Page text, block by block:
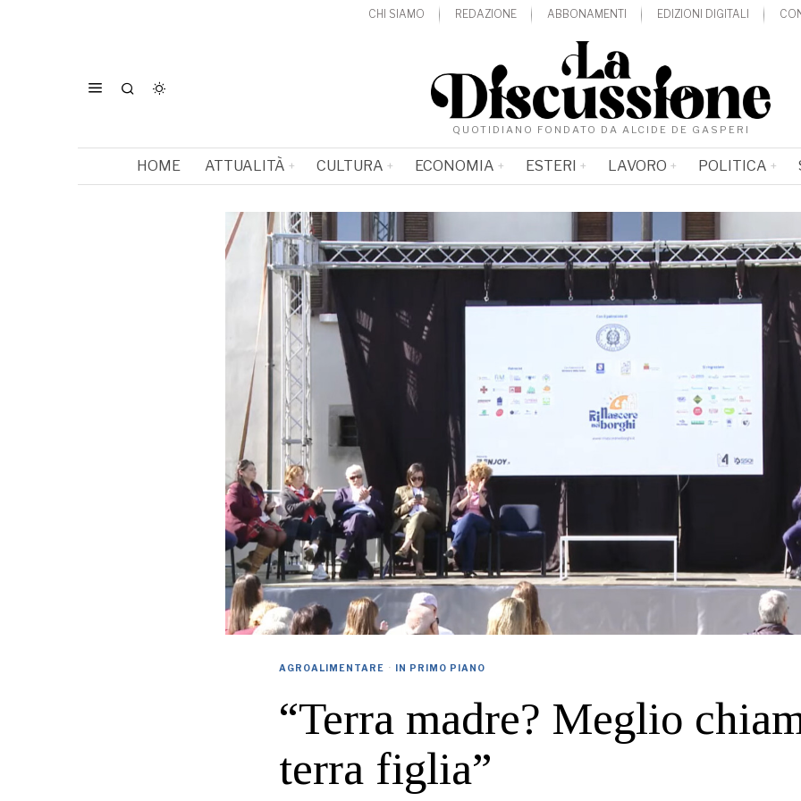
CHI SIAMO REDAZIONE ABBONAMENTI EDIZIONI DIGITALI
QUOTIDIANO FONDATO DA ALCIDE DE GASPERI
HOME ATTUALITÀ CULTURA ECONOMIA ESTERI LAVORO POLITICA
AGROALIMENTARE · IN PRIMO PIANO
“Terra madre? Meglio
terra figlia”